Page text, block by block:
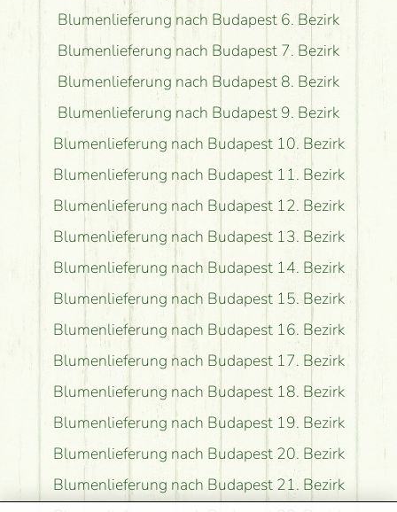
Blumenlieferung nach Budapest 6. Bezirk
Blumenlieferung nach Budapest 7. Bezirk
Blumenlieferung nach Budapest 8. Bezirk
Blumenlieferung nach Budapest 9. Bezirk
Blumenlieferung nach Budapest 10. Bezirk
Blumenlieferung nach Budapest 11. Bezirk
Blumenlieferung nach Budapest 12. Bezirk
Blumenlieferung nach Budapest 13. Bezirk
Blumenlieferung nach Budapest 14. Bezirk
Blumenlieferung nach Budapest 15. Bezirk
Blumenlieferung nach Budapest 16. Bezirk
Blumenlieferung nach Budapest 17. Bezirk
Blumenlieferung nach Budapest 18. Bezirk
Blumenlieferung nach Budapest 19. Bezirk
Blumenlieferung nach Budapest 20. Bezirk
Blumenlieferung nach Budapest 21. Bezirk